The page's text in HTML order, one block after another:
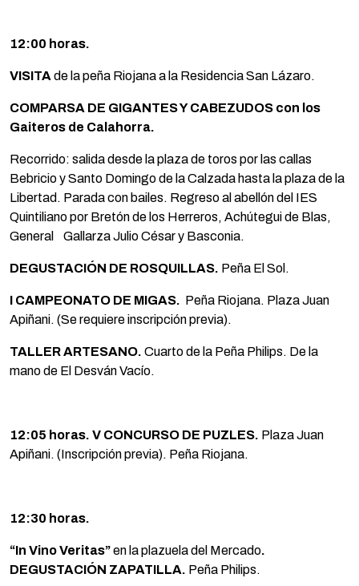
12:00 horas.
VISITA de la peña Riojana a la Residencia San Lázaro.
COMPARSA DE GIGANTES Y CABEZUDOS con los
Gaiteros de Calahorra.
Recorrido: salida desde la plaza de toros por las callas
Bebricio y Santo Domingo de la Calzada hasta la plaza de la
Libertad. Parada con bailes. Regreso al abellón del IES
Quintiliano por Bretón de los Herreros, Achútegui de Blas,
General Gallarza Julio César y Basconia.
DEGUSTACIÓN DE ROSQUILLAS. Peña El Sol.
I CAMPEONATO DE MIGAS. Peña Riojana. Plaza Juan
Apiñani. (Se requiere inscripción previa).
TALLER ARTESANO. Cuarto de la Peña Philips. De la
mano de El Desván Vacío.
12:05 horas. V CONCURSO DE PUZLES. Plaza Juan
Apiñani. (Inscripción previa). Peña Riojana.
12:30 horas.
“In Vino Veritas”en la plazuela del Mercado.
DEGUSTACIÓN ZAPATILLA. Peña Philips.